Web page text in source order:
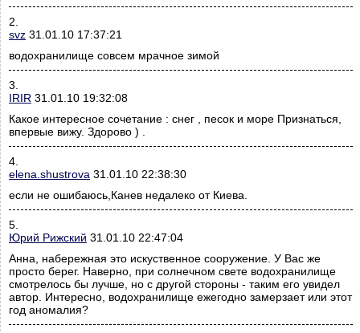
2.
svz 31.01.10 17:37:21
водохранилище совсем мрачное зимой
3.
IRIR 31.01.10 19:32:08
Какое интересное сочетание : снег , песок и море Признаться,
впервые вижу. Здорово ) .
4.
elena.shustrova 31.01.10 22:38:30
если не ошибаюсь,Канев недалеко от Киева.
5.
Юрий Рижский 31.01.10 22:47:04
Анна, набережная это искуственное сооружение. У Вас же
просто берег. Наверно, при солнечном свете водохранилище
смотрелось бы лучше, но с другой стороны - таким его увидел
автор. Интересно, водохранилище ежегодно замерзает или этот
год аномалия?